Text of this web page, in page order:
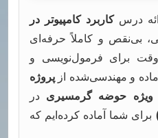
درسکاربرد کامپیوتر در
بی‌نقص و کاملاً حرفه‌ای
برای فرمول‌نویسی و
و مهندسی‌شده از پروژه
ویژه حوضه گرمسیری در
برای شما آماده کرده‌ایم که